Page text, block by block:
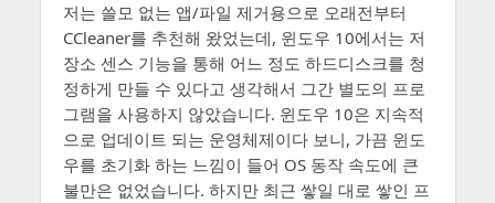
저는 쓸모 없는 앱/파일 제거용으로 오래전부터
CCleaner를 추천해 왔었는데, 윈도우 10에서는 저
장소 센스 기능을 통해 어느 정도 하드디스크를 청
정하게 만들 수 있다고 생각해서 그간 별도의 프로
그램을 사용하지 않았습니다. 윈도우 10은 지속적
으로 업데이트 되는 운영체제이다 보니, 가끔 윈도
우를 초기화 하는 느낌이 들어 OS 동작 속도에 큰
불만은 없었습니다. 하지만 최근 쌓일 대로 쌓인 프